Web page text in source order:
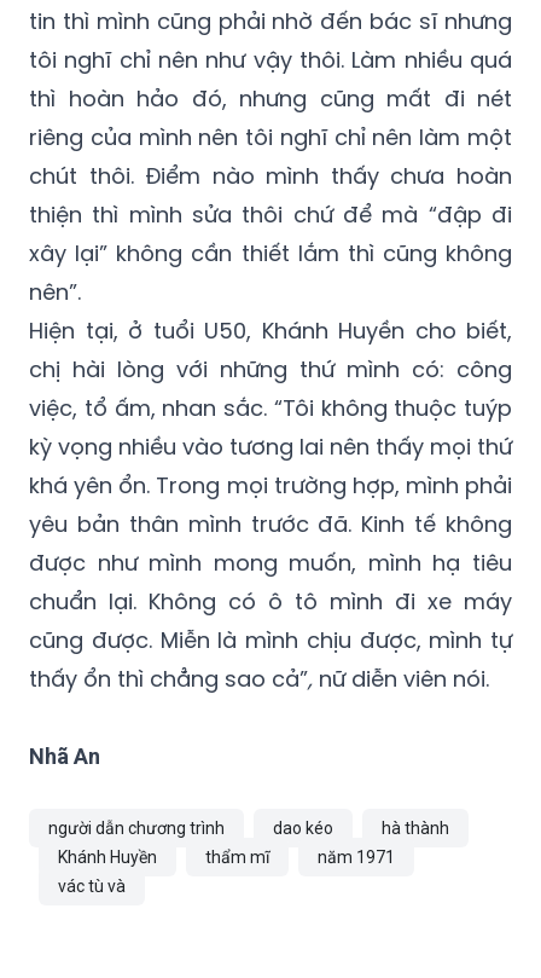
tin thì mình cũng phải nhờ đến bác sĩ nhưng
tôi nghĩ chỉ nên như vậy thôi. Làm nhiều quá
thì hoàn hảo đó, nhưng cũng mất đi nét
riêng của mình nên tôi nghĩ chỉ nên làm một
chút thôi. Điểm nào mình thấy chưa hoàn
thiện thì mình sửa thôi chứ để mà “đập đi
xây lại” không cần thiết lắm thì cũng không
nên”.
Hiện tại, ở tuổi U50, Khánh Huyền cho biết,
chị hài lòng với những thứ mình có: công
việc, tổ ấm, nhan sắc. “Tôi không thuộc tuýp
kỳ vọng nhiều vào tương lai nên thấy mọi thứ
khá yên ổn. Trong mọi trường hợp, mình phải
yêu bản thân mình trước đã. Kinh tế không
được như mình mong muốn, mình hạ tiêu
chuẩn lại. Không có ô tô mình đi xe máy
cũng được. Miễn là mình chịu được, mình tự
thấy ổn thì chẳng sao cả”, nữ diễn viên nói.
Nhã An
người dẫn chương trình dao kéo
hà thành
Khánh Huyền
thẩm mĩ
năm 1971
vác tù và